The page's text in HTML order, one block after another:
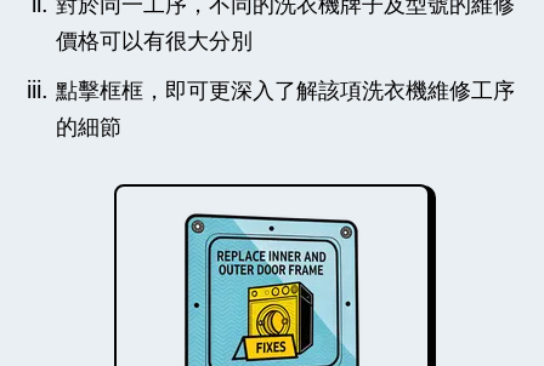
對於同一工序，不同的洗衣機牌子及型號的維修
價格可以有很大分別
點擊框框，即可更深入了解該項洗衣機維修工序
的細節